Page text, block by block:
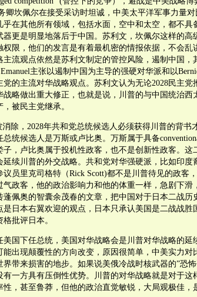
卿坎佩尔在接受采访时坦诚，中美太平洋军事力量对
乎在其他所有领域，包括水面，空中和太空，都不具
更是明显地落后于中国。苏利文，坎佩尔这样的高
限，他们的发言是有着最机密的情报依据，不会乱
流观点依然是苏利文制定的管控风险，遏制中国，
主张以遏制中国为主导的强硬对华派和以
的主流对华战略观点。苏利文认为无论2028民主党
略做出重大修正，也就是说，川普的与中国统治西
被民主党继承。
除，2028年共和党总统候选人必须获得川普的背书
统候选人是万斯或卢比奥。万斯属于具备
，卢比奥属于投机性政客，也不是创新性政客。这
延续川普的外交战略。共和党对华强硬派，比如印度
员里克司格特（Rick Scott)都不是川普待见的政客
政客，他的政治影响力和他的体重一样，急剧下滑
佩奥的智囊余茂春的文章，把中国对于日本二战历
日本右翼欢迎的观点，日本只承认美国是二战战胜
批评日本。
国下任总统，美国对华战略会是川普对华战略的延
出现颠覆性的方向改变，原因很简单，中美实力对
带来损害的地步。如果说美俄冷战时核武器的”恐
一方具有压倒性优势。川普的对华战略就是对于这
，甚至鲁莽，但他的政治直觉敏锐，大局观极佳，